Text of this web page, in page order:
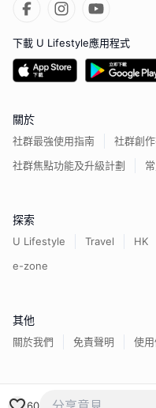
60
下載 U Lifestyle應用程式
關於
社群最強使用指南
社群創
社群焦點功能及升級計劃
探索
U Lifestyle Travel HK
e-zone
其他
關於我們 免責聲明 使
香港經濟日報版權所有©